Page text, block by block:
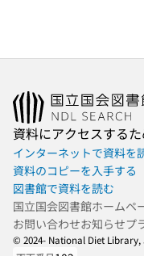
資料にアクセスする
インターネットで資料を
資料のコピーを入手する
図書館で資料を読む
国立国会図書館ホームペ
お問い合わせお知らせプ
© 2024- National Diet Library,